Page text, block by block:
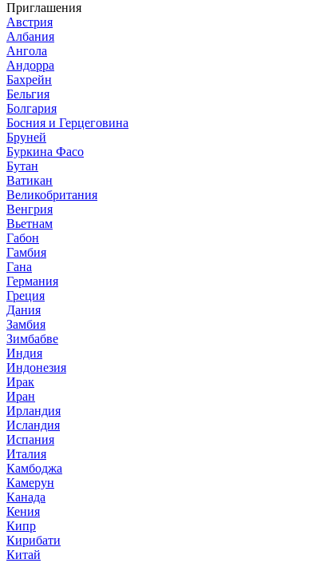
Приглашения
Австрия
Албания
Ангола
Андорра
Бахрейн
Бельгия
Болгария
Босния и Герцеговина
Бруней
Буркина Фасо
Бутан
Ватикан
Великобритания
Венгрия
Вьетнам
Габон
Гамбия
Гана
Германия
Греция
Дания
Замбия
Зимбабве
Индия
Индонезия
Ирак
Иран
Ирландия
Исландия
Испания
Италия
Камбоджа
Камерун
Канада
Кения
Кипр
Кирибати
Китай